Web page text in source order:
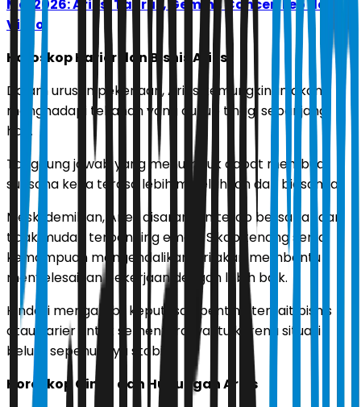
Mei 2026: Aries, Taurus, Gemini, Cancer, Leo dan
Virgo
Horoskop Karier dan Bisnis Aries
Dalam urusan pekerjaan, Aries kemungkinan akan
menghadapi tekanan yang cukup tinggi sepanjang
hari.
Tanggung jawab yang menumpuk dapat membuat
suasana kerja terasa lebih melelahkan dari biasanya.
Meski demikian, Aries disarankan tetap bersabar dan
tidak mudah terpancing emosi. Sikap tenang serta
kemampuan mengendalikan diri akan membantu
menyelesaikan pekerjaan dengan lebih baik.
Hindari mengambil keputusan penting terkait bisnis
atau karier untuk sementara waktu karena situasi
belum sepenuhnya stabil.
Horoskop Cinta dan Hubungan Aries